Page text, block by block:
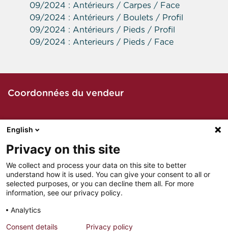
09/2024 : Antérieurs / Carpes / Face
09/2024 : Antérieurs / Boulets / Profil
09/2024 : Antérieurs / Pieds / Profil
09/2024 : Anterieurs / Pieds / Face
Coordonnées du vendeur
Contacter le vendeur par mail
MENTIONS LÉGALES
English
Privacy on this site
We collect and process your data on this site to better
understand how it is used. You can give your consent to all or
selected purposes, or you can decline them all. For more
information, see our privacy policy.
Analytics
Consent details
Privacy policy